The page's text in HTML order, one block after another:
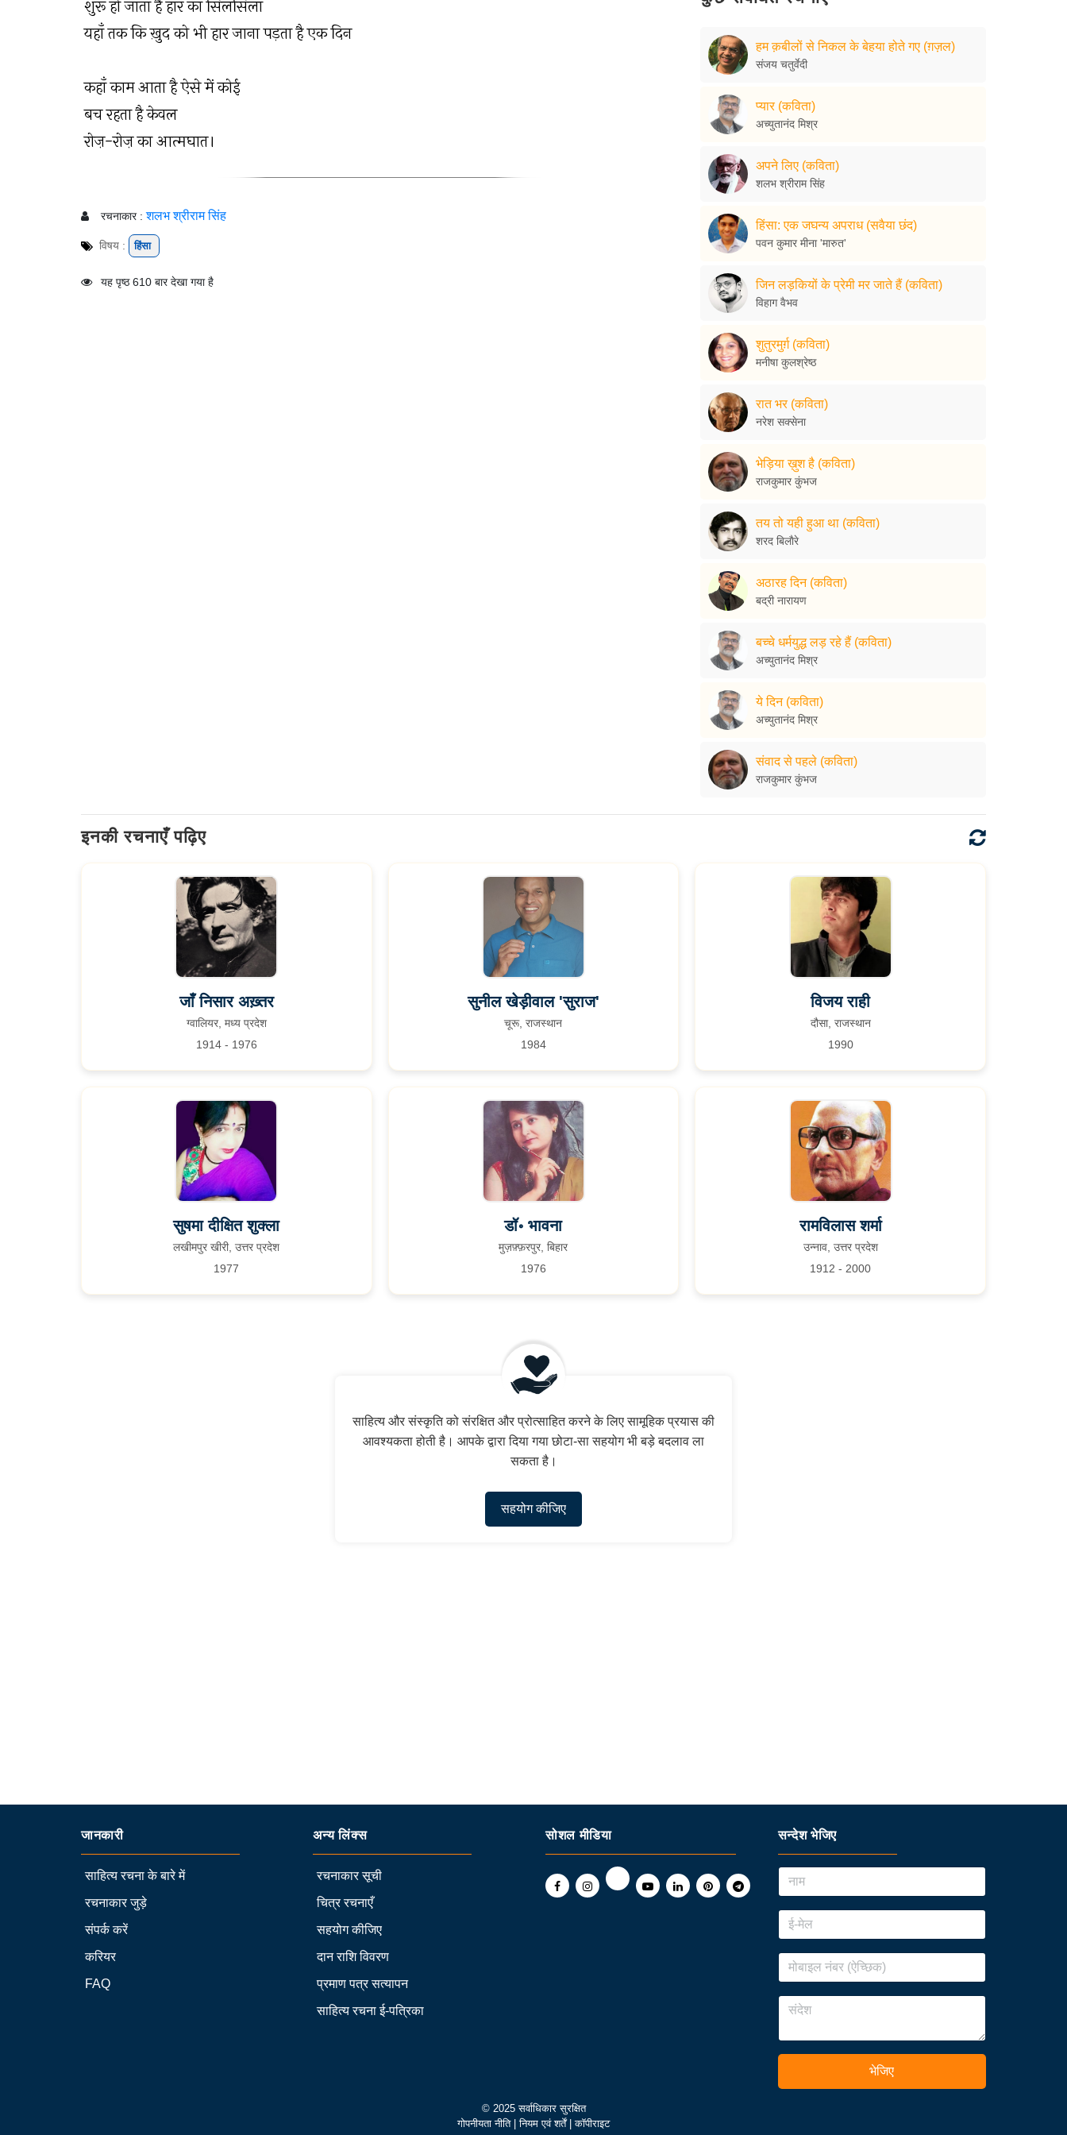
शुरू हो जाता है हार का सिलसिला
यहाँ तक कि ख़ुद को भी हार जाना पड़ता है एक दिन
कहाँ काम आता है ऐसे में कोई
बच रहता है केवल
रोज़-रोज़ का आत्मघात।
रचनाकार : शलभ श्रीराम सिंह
विषय : हिंसा
यह पृष्ठ 610 बार देखा गया है
हम क़बीलों से निकल के बेहया होते गए (ग़ज़ल)
संजय चतुर्वेदी
प्यार (कविता)
अच्युतानंद मिश्र
अपने लिए (कविता)
शलभ श्रीराम सिंह
हिंसा: एक जघन्य अपराध (सवैया छंद)
पवन कुमार मीना 'मारुत'
जिन लड़कियों के प्रेमी मर जाते हैं (कविता)
विहाग वैभव
शुतुरमुर्ग़ (कविता)
मनीषा कुलश्रेष्ठ
रात भर (कविता)
नरेश सक्सेना
भेड़िया ख़ुश है (कविता)
राजकुमार कुंभज
तय तो यही हुआ था (कविता)
शरद बिलाैरे
अठारह दिन (कविता)
बद्री नारायण
बच्चे धर्मयुद्ध लड़ रहे हैं (कविता)
अच्युतानंद मिश्र
ये दिन (कविता)
अच्युतानंद मिश्र
संवाद से पहले (कविता)
राजकुमार कुंभज
इनकी रचनाएँ पढ़िए
जाँ निसार अख़्तर
ग्वालियर, मध्य प्रदेश
1914 - 1976
सुनील खेड़ीवाल 'सुराज'
चूरू, राजस्थान
1984
विजय राही
दौसा, राजस्थान
1990
सुषमा दीक्षित शुक्ला
लखीमपुर खीरी, उत्तर प्रदेश
1977
डॉ॰ भावना
मुज़फ़्फ़रपुर, बिहार
1976
रामविलास शर्मा
उन्नाव, उत्तर प्रदेश
1912 - 2000
साहित्य और संस्कृति को संरक्षित और प्रोत्साहित करने के लिए सामूहिक प्रयास की
आवश्यकता होती है। आपके द्वारा दिया गया छोटा-सा सहयोग भी बड़े बदलाव ला
सकता है।
सहयोग कीजिए
जानकारी
साहित्य रचना के बारे में
रचनाकार जुड़े
संपर्क करें
करियर
FAQ
अन्य लिंक्स
रचनाकार सूची
चित्र रचनाएँ
सहयोग कीजिए
दान राशि विवरण
प्रमाण पत्र सत्यापन
साहित्य रचना ई-पत्रिका
सोशल मीडिया सन्देश भेजिए
भेजिए
© 2025 सर्वाधिकार सुरक्षित
गोपनीयता नीति|नियम एवं शर्तें |कॉपीराइट